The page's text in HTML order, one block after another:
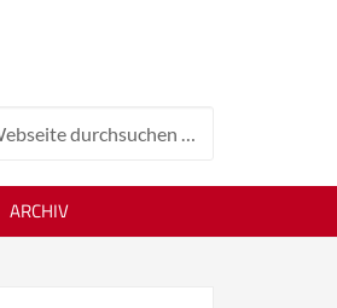
Ortsvereinsturnier !
ARCHIV